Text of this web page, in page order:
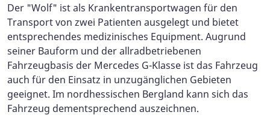
Der "Wolf" ist als Krankentransportwagen für den
Transport von zwei Patienten ausgelegt und bietet
entsprechendes medizinisches Equipment. Augrund
seiner Bauform und der allradbetriebenen
Fahrzeugbasis der Mercedes G-Klasse ist das Fahrzeug
auch für den Einsatz in unzugänglichen Gebieten
geeignet. Im nordhessischen Bergland kann sich das
Fahrzeug dementsprechend auszeichnen.